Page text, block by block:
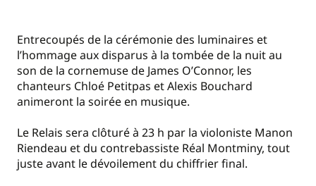
Entrecoupés de la cérémonie des luminaires et
l’hommage aux disparus à la tombée de la nuit au
son de la cornemuse de James O’Connor, les
chanteurs Chloé Petitpas et Alexis Bouchard
animeront la soirée en musique.
Le Relais sera clôturé à 23 h par la violoniste Manon
Riendeau et du contrebassiste Réal Montminy, tout
juste avant le dévoilement du chiffrier final.